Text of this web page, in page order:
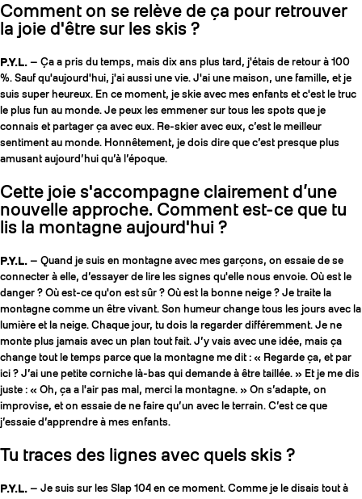
Comment on se relève de ça pour retrouver
la joie d'être sur les skis ?
P.Y.L. — Ça a pris du temps, mais dix ans plus tard, j'étais de retour à 100
%. Sauf qu'aujourd'hui, j'ai aussi une vie. J'ai une maison, une famille, et je
suis super heureux. En ce moment, je skie avec mes enfants et c'est le truc
le plus fun au monde. Je peux les emmener sur tous les spots que je
connais et partager ça avec eux. Re-skier avec eux, c’est le meilleur
sentiment au monde. Honnêtement, je dois dire que c’est presque plus
amusant aujourd’hui qu’à l’époque.
Cette joie s'accompagne clairement d’une
nouvelle approche. Comment est-ce que tu
lis la montagne aujourd'hui ?
P.Y.L. — Quand je suis en montagne avec mes garçons, on essaie de se
connecter à elle, d’essayer de lire les signes qu'elle nous envoie. Où est le
danger ? Où est-ce qu'on est sûr ? Où est la bonne neige ? Je traite la
montagne comme un être vivant. Son humeur change tous les jours avec la
lumière et la neige. Chaque jour, tu dois la regarder différemment. Je ne
monte plus jamais avec un plan tout fait. J’y vais avec une idée, mais ça
change tout le temps parce que la montagne me dit : « Regarde ça, et par
ici ? J’ai une petite corniche là-bas qui demande à être taillée. » Et je me dis
juste : « Oh, ça a l'air pas mal, merci la montagne. » On s’adapte, on
improvise, et on essaie de ne faire qu’un avec le terrain. C’est ce que
j’essaie d’apprendre à mes enfants.
Tu traces des lignes avec quels skis ?
P.Y.L. — Je suis sur les Slap 104 en ce moment. Comme je le disais tout à